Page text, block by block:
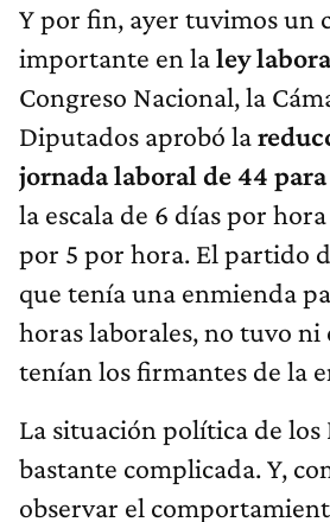
Y por fin, ayer tuvimos un
importante en laley
Congreso Nacional, la
Diputados aprobó la
jornada laboral de 44
la escala de 6 días por
por 5 por hora. El partido
que tenía una enmienda
horas laborales, no tuvo ni
tenían los firmantes de la
La situación política de los
bastante complicada. Y,
observar el